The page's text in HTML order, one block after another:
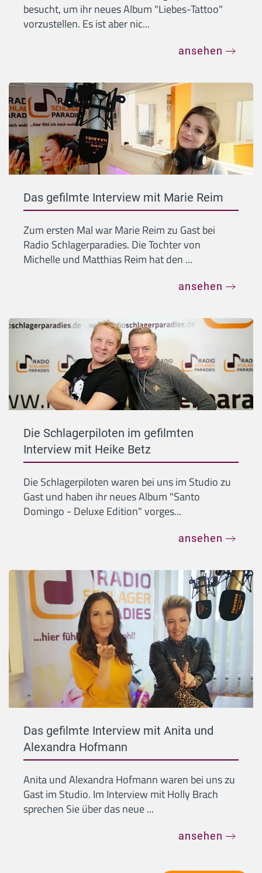
besucht, um ihr neues Album "Liebes-Tattoo"
vorzustellen. Es ist aber nic...
ansehen
Das gefilmte Interview mit Marie Reim
Zum ersten Mal war Marie Reim zu Gast bei
Radio Schlagerparadies. Die Tochter von
Michelle und Matthias Reim hat den ...
ansehen
Die Schlagerpiloten im gefilmten
Interview mit Heike Betz
Die Schlagerpiloten waren bei uns im Studio zu
Gast und haben ihr neues Album "Santo
Domingo - Deluxe Edition" vorges...
ansehen
Das gefilmte Interview mit Anita und
Alexandra Hofmann
Anita und Alexandra Hofmann waren bei uns zu
Gast im Studio. Im Interview mit Holly Brach
sprechen Sie über das neue ...
ansehen